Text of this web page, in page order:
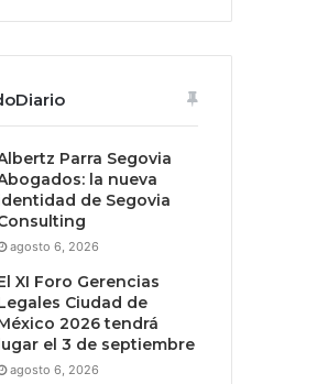
Parra Segovia
la nueva
de Segovia
agosto 6, 2026
XI Foro Gerencias
Ciudad de
2026 tendrá
el 3 de septiembre
agosto 6, 2026